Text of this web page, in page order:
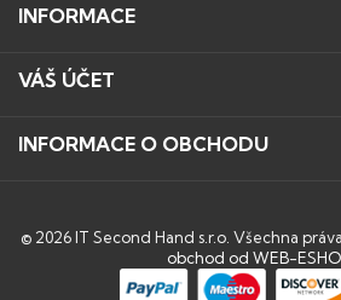
INFORMACE
VÁŠ ÚČET
INFORMACE O OBCHODU
© 2026 IT Second Hand s.r.o. Všechna
obchod od WEB-